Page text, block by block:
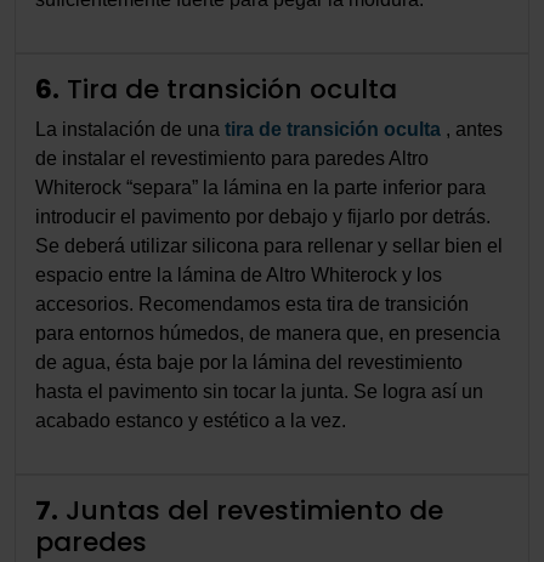
6. Tira de transición oculta
La instalación de una tira de transición oculta , antes
de instalar el revestimiento para paredes Altro
Whiterock “separa” la lámina en la parte inferior para
introducir el pavimento por debajo y fijarlo por detrás.
Se deberá utilizar silicona para rellenar y sellar bien el
espacio entre la lámina de Altro Whiterock y los
accesorios. Recomendamos esta tira de transición
para entornos húmedos, de manera que, en presencia
de agua, ésta baje por la lámina del revestimiento
hasta el pavimento sin tocar la junta. Se logra así un
acabado estanco y estético a la vez.
7. Juntas del revestimiento de
paredes